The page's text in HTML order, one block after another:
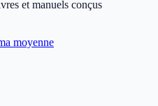
et manuels conçus
moyenne